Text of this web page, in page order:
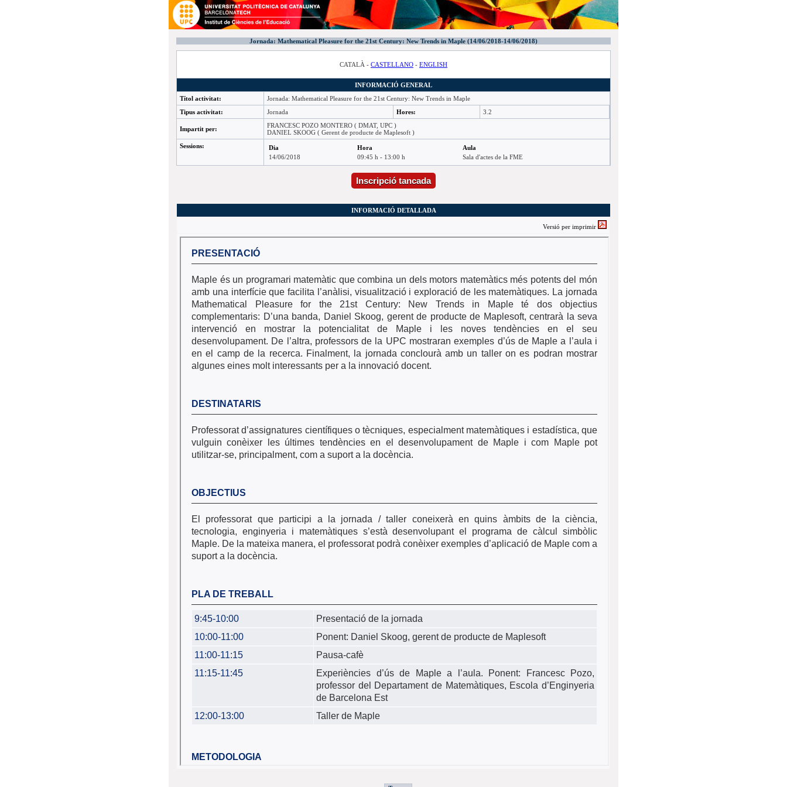
Jornada: Mathematical Pleasure for the 21st Century: New Trends in Maple (14/06/2018-14/06/2018)
CATALÀ - CASTELLANO - ENGLISH
INFORMACIÓ GENERAL
Títol activitat:
Jornada: Mathematical Pleasure for the 21st Century: New Trends in Maple
Tipus activitat:
Jornada Hores: 3.2
Impartit per:
FRANCESC POZO MONTERO ( DMAT, UPC )
DANIEL SKOOG ( Gerent de producte de Maplesoft )
Sessions:
Dia Hora
Aula
14/06/2018
09:45 h - 13:00 h Sala d'actes de la FME
Inscripció tancada
INFORMACIÓ DETALLADA
Versió per imprimir